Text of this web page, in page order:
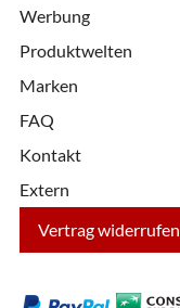
Werbung
Produktwelten
Marken
FAQ
Kontakt
Extern
Vertrag widerrufen